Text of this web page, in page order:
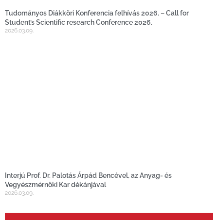
Tudományos Diákköri Konferencia felhívás 2026. – Call for
Student’s Scientific research Conference 2026.
2026.03.09.
Interjú Prof. Dr. Palotás Árpád Bencével, az Anyag- és
Vegyészmérnöki Kar dékánjával
2026.03.09.